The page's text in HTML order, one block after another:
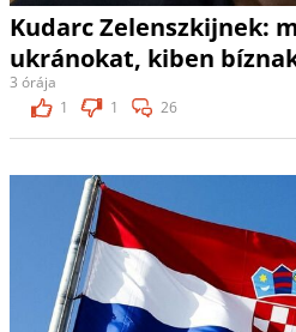
Kudarc Zelenszkijnek:
ukránokat, kiben
3 órája
1
1 26